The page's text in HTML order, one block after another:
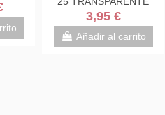
6,90 €
Añadir al carrito